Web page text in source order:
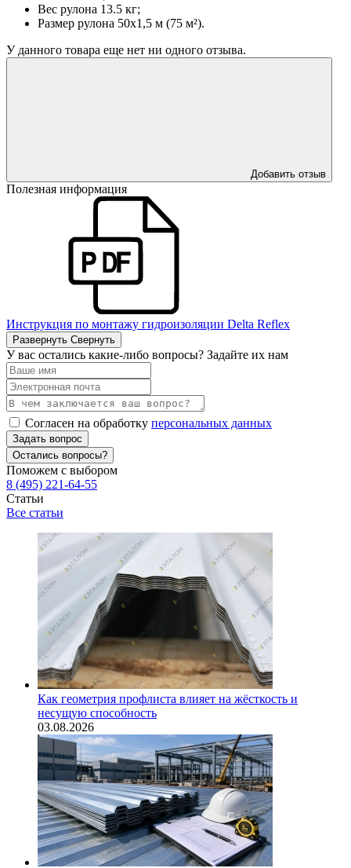
Вес рулона 13.5 кг;
Размер рулона 50х1,5 м (75 м²).
У данного товара еще нет ни одного отзыва.
Добавить отзыв
Полезная информация
Инструкция по монтажу гидроизоляции Delta Reflex
Развернуть Свернуть
У вас остались какие-либо вопросы? Задайте их нам
Согласен на обработку персональных данных
Задать вопрос
Остались вопросы?
Поможем с выбором
8 (495) 221-64-55
Статьи
Все статьи
Как геометрия профлиста влияет на жёсткость и
несущую способность
03.08.2026